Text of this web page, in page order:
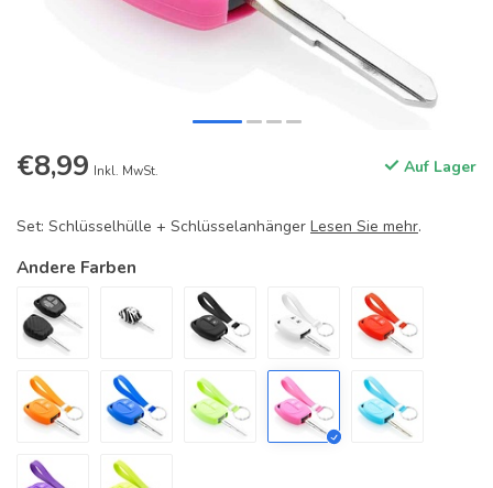
€8,99 Inkl. MwSt. Auf Lager
Set: Schlüsselhülle + Schlüsselanhänger Lesen Sie mehr.
Andere Farben